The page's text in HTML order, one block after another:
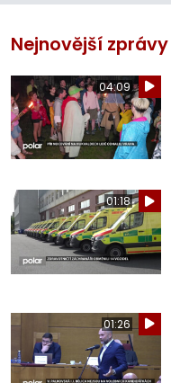
Nejnovější zprávy
04:09
01:18
01:26